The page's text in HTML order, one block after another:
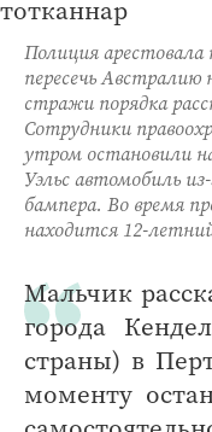
Полиция арестовала
пересечь
стражи порядка
Сотрудники
утром остановили
Уэльс автомобиль
бампера. Во время
находится 12-
Мальчик
города
страны) в
моменту